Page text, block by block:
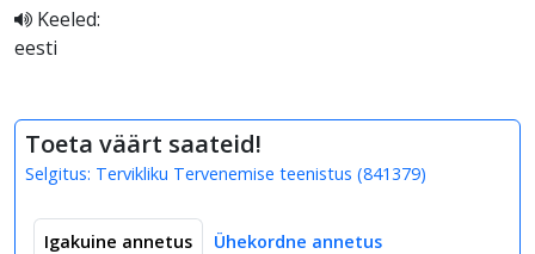
Keeled:
eesti
Toeta väärt saateid!
Selgitus: Tervikliku Tervenemise teenistus (841379)
Igakuine annetus Ühekordne annetus